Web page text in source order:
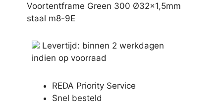
Voortentframe Green 300 Ø32x1,5mm
staal m8-9E
Levertijd: binnen 2 werkdagen
indien op voorraad
REDA Priority Service
Snel besteld